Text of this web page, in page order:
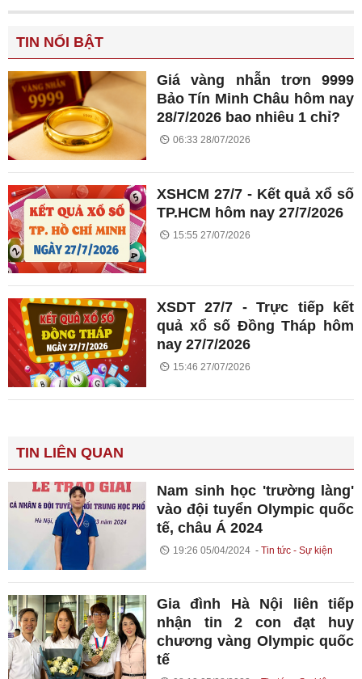
TIN NỔI BẬT
Giá vàng nhẫn trơn 9999
Bảo Tín Minh Châu hôm nay
28/7/2026 bao nhiêu 1 chỉ?
06:33 28/07/2026
XSHCM 27/7 - Kết quả xổ số
TP.HCM hôm nay 27/7/2026
15:55 27/07/2026
XSDT 27/7 - Trực tiếp kết
quả xổ số Đồng Tháp hôm
nay 27/7/2026
15:46 27/07/2026
TIN LIÊN QUAN
Nam sinh học 'trường làng'
vào đội tuyển Olympic quốc
tế, châu Á 2024
19:26 05/04/2024 Tin tức - Sự kiện
Gia đình Hà Nội liên tiếp
nhận tin 2 con đạt huy
chương vàng Olympic quốc
tế